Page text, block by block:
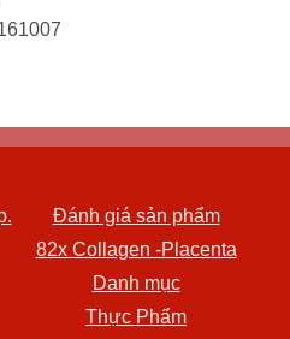
Đánh giá sản phẩm
82x Collagen -Placenta
Danh mục
Thực Phẩm